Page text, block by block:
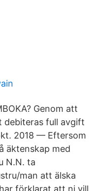
Genom att
debiteras full avgift
2018 — Eftersom
äktenskap med
N.N. ta
man att älska
förklarat att ni vill